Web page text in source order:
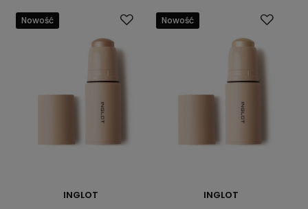
Nowość
INGLOT
Nowość
INGLOT